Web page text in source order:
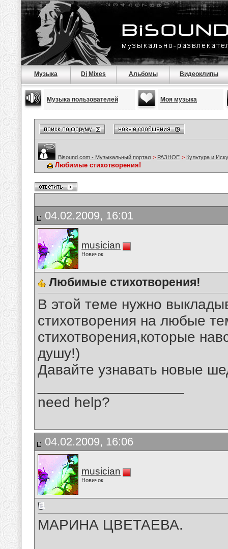
Музыка Dj Mixes Альбомы Видеоклипы
Музыка пользователей Моя музыка
Bisound.com - Музыкальный портал > РАЗНОЕ > Культура и
Любимые стихотворения!
04.02.2009, 16:01
musician
Новичок
Любимые стихотворения!
В этой теме нужно
стихотворения на любые
стихотворения,которые
душу!)
Давайте узнавать новые
need help?
04.02.2009, 16:06
musician
Новичок
МАРИНА ЦВЕТАЕВА.